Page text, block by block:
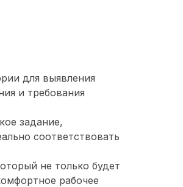
для выявления
и требования
задание,
соответствовать
не только будет
рабочее